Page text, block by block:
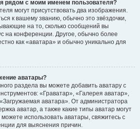
рядом с моим именем пользователя?
могут присутствовать два изображения.
к вашему званию, обычно это звёздочки,
на то, сколько сообщений вы
на конференции. Другое, обычно более
как «аватара» и обычно уникально для
аватары?
раздела вы можете добавить аватару с
«Граватар», «Галерея аватар»,
аватара». От администратора
аватар, а также какие типы аватар могут
использовать аватары, свяжитесь с
для выяснения причин.